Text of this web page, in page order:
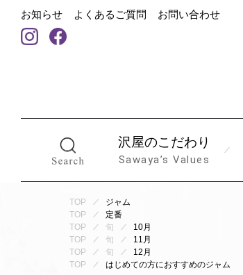
お知らせ よくあるご質問 お問い合わせ
沢屋のこだわり
Sawaya’s Values
TOP
ジャム
TOP
定番
TOP
旬
10月
TOP
旬
11月
TOP
旬
12月
TOP
はじめての方におすすめのジャム